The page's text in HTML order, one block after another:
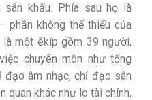
khấu. Phía sau họ là
phần không thể thiếu của
một êkíp gồm 39 người,
chuyên môn như tổng
đạo âm nhạc, chỉ đạo sân
quan khác như lo tài chính,